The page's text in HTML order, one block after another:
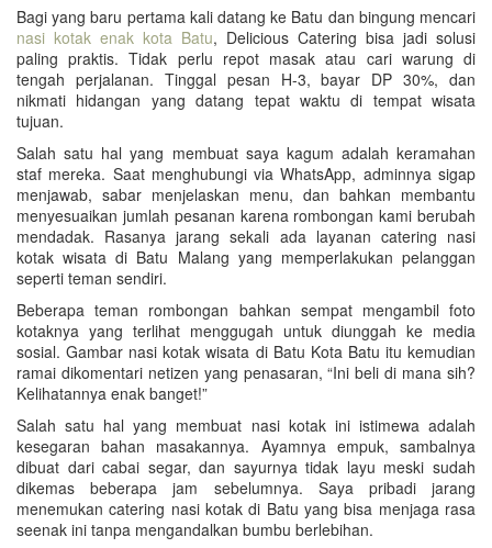
Bagi yang baru pertama kali datang ke Batu dan bingung mencari
nasi kotak enak kota Batu, Delicious Catering bisa jadi solusi
paling praktis. Tidak perlu repot masak atau cari warung di
tengah perjalanan. Tinggal pesan H-3, bayar DP 30%, dan
nikmati hidangan yang datang tepat waktu di tempat wisata
tujuan.
Salah satu hal yang membuat saya kagum adalah keramahan
staf mereka. Saat menghubungi via WhatsApp, adminnya sigap
menjawab, sabar menjelaskan menu, dan bahkan membantu
menyesuaikan jumlah pesanan karena rombongan kami berubah
mendadak. Rasanya jarang sekali ada layanan catering nasi
kotak wisata di Batu Malang yang memperlakukan pelanggan
seperti teman sendiri.
Beberapa teman rombongan bahkan sempat mengambil foto
kotaknya yang terlihat menggugah untuk diunggah ke media
sosial. Gambar nasi kotak wisata di Batu Kota Batu itu kemudian
ramai dikomentari netizen yang penasaran, “Ini beli di mana sih?
Kelihatannya enak banget!”
Salah satu hal yang membuat nasi kotak ini istimewa adalah
kesegaran bahan masakannya. Ayamnya empuk, sambalnya
dibuat dari cabai segar, dan sayurnya tidak layu meski sudah
dikemas beberapa jam sebelumnya. Saya pribadi jarang
menemukan catering nasi kotak di Batu yang bisa menjaga rasa
seenak ini tanpa mengandalkan bumbu berlebihan.